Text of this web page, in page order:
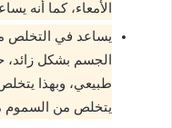
الأمعاء، كما أنه
يساعد في التخلص
الجسم بشكل
طبيعي، وبهذا
يتخلص من السموم